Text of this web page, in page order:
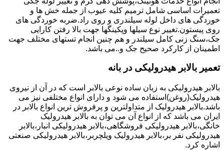
تعمیرات اساسی شامل ترمیم کلیه عیوب از جمله خش ها و
خوردگی های داخل لوله سیلندری و روی راد.ضربه خوردگی های
روی پیستون.تغییر نوع سیلها وپکینگها جهت بالا رفتن کارایی
جک،سنگ زنی کامل سیلندر و هم چنین انجام تستهای مختلف جهت
اطمینان از کارکرد صحیح جک و..می باشد.
تعمیر بالابر هیدرولیکی در بانه
بالابر هیدرولیکی به زبان ساده نوعی بالابر است که در آن از نیروی
هیدرولیک(روغن)استفاده می شود و دارای انواع مختلفی نیز می
باشد.بالابر هیدرولیک از متداولترین و پرفروش ترین انواع بالابر در
ایران می باشد که از انواع آن می توان به بالابر هیدرولیک
خانگی،بالابر هیدرولیکی فروشگاهی،بالابر هیدرولیکی انبار،بالابر
هیدرولیکی نفر بر،بالابر هیدرولیک ویلچربر،بالابر هیدرولیکی صنعتی
اشاره کرد.